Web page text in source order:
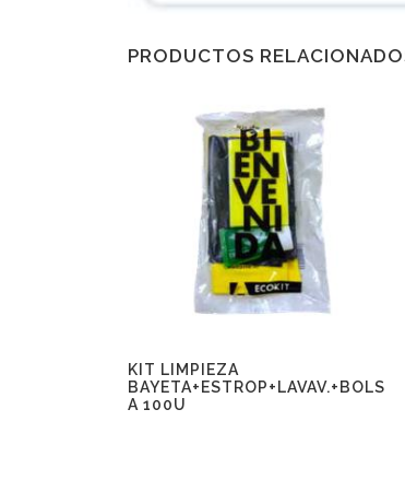
PRODUCTOS
KIT LIMPIEZA
BAYETA+ESTROP+LAVAV.+BOLS
A 100U